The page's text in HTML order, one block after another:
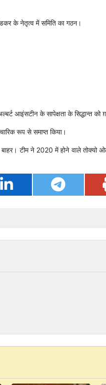
के नेतृत्व में समिति का गठन।
आइंसटीन के सापेक्षता के सिद्धान्त को
रूप से समाप्त किया।
बाहर। टीम ने 2020 में होने वाले तोक्यो